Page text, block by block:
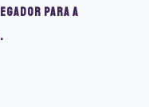
para a